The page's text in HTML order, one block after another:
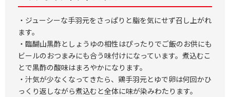
・ジューシーな手羽元をさっぱりと脂を気にせず召し上がれ
ます。
・臨醐山黒酢としょうゆの相性はぴったりでご飯のお供にも
ビールのおつまみにも合う味付けになっています。煮込むこ
とで黒酢の酸味はまろやかになります。
・汁気が少なくなってきたら、鶏手羽元とゆで卵は何回かひ
っくり返しながら煮込むと全体に味が染みわたります。